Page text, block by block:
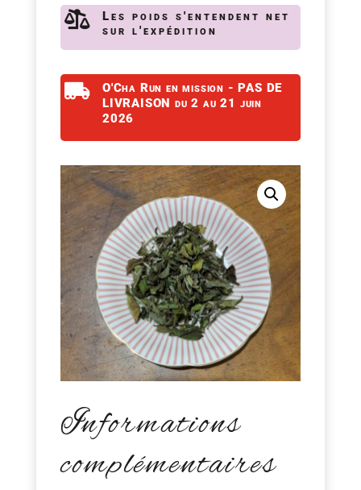
|
20g

Les poids s'entendent net
sur l'expédition

O'Cha Run en mission - PAS DE
LIVRAISON du 2 au 21 juin
2026
Informations
complémentaires